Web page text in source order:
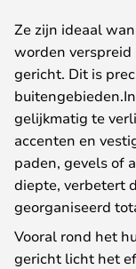
Ze zijn ideaal
worden
gericht. Dit is
gelijkmatig te
accenten en
paden, gevels of
diepte, verbetert
georganiseerd
Vooral rond het
gericht licht het